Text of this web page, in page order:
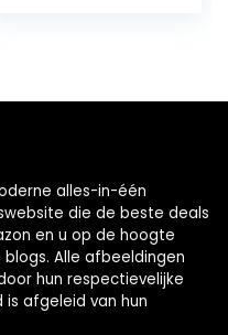
alles-in-één
die de beste deals
en u op de hoogte
Alle afbeeldingen
hun respectievelijke
afgeleid van hun